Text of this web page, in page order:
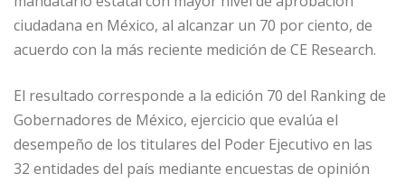
ciudadana en México, al alcanzar un 70 por ciento, de
acuerdo con la más reciente medición de CE Research.
El resultado corresponde a la edición 70 del Ranking de
Gobernadores de México, ejercicio que evalúa el
desempeño de los titulares del Poder Ejecutivo en las
32 entidades del país mediante encuestas de opinión